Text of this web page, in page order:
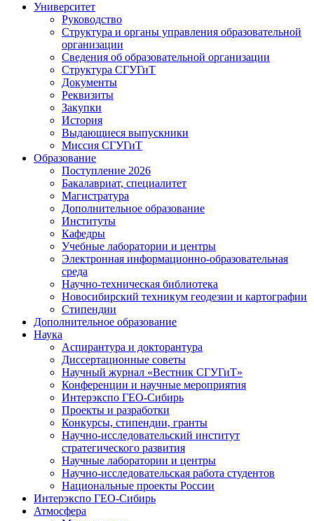
Университет
Руководство
Структура и органы управления образовательной
организации
Сведения об образовательной организации
Структура СГУГиТ
Документы
Реквизиты
Закупки
История
Выдающиеся выпускники
Миссия СГУГиТ
Образование
Поступление 2026
Бакалавриат, специалитет
Магистратура
Дополнительное образование
Институты
Кафедры
Учебные лаборатории и центры
Электронная информационно-образовательная
среда
Научно-техническая библиотека
Новосибирский техникум геодезии и картографии
Стипендии
Дополнительное образование
Наука
Аспирантура и докторантура
Диссертационные советы
Научный журнал «Вестник СГУГиТ»
Конференции и научные мероприятия
Интерэкспо ГЕО-Сибирь
Проекты и разработки
Конкурсы, стипендии, гранты
Научно-исследовательский институт
стратегического развития
Научные лаборатории и центры
Научно-исследовательская работа студентов
Национальные проекты России
Интерэкспо ГЕО-Сибирь
Атмосфера